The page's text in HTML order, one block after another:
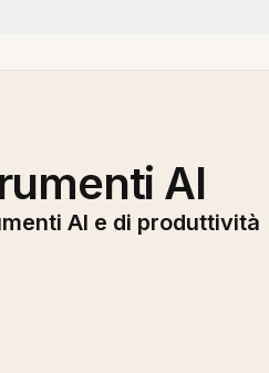
AI
AI e di produttività